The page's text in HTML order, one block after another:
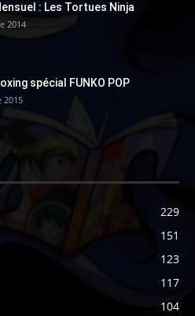
: Les Tortues Ninja
2014
spécial FUNKO POP
2015
229
151
123
117
104